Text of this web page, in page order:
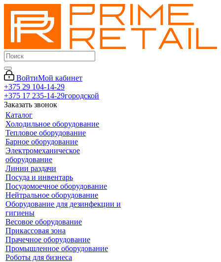
ВойтиМой кабинет
+375 29 104-14-29
+375 17 235-14-29городской
Заказать звонок
Каталог
Холодильное оборудование
Тепловое оборудование
Барное оборудование
Электромеханическое
оборудование
Линии раздачи
Посуда и инвентарь
Посудомоечное оборудование
Нейтральное оборудование
Оборудование для дезинфекции и
гигиены
Весовое оборудование
Прикассовая зона
Прачечное оборудование
Промышленное оборудование
Роботы для бизнеса